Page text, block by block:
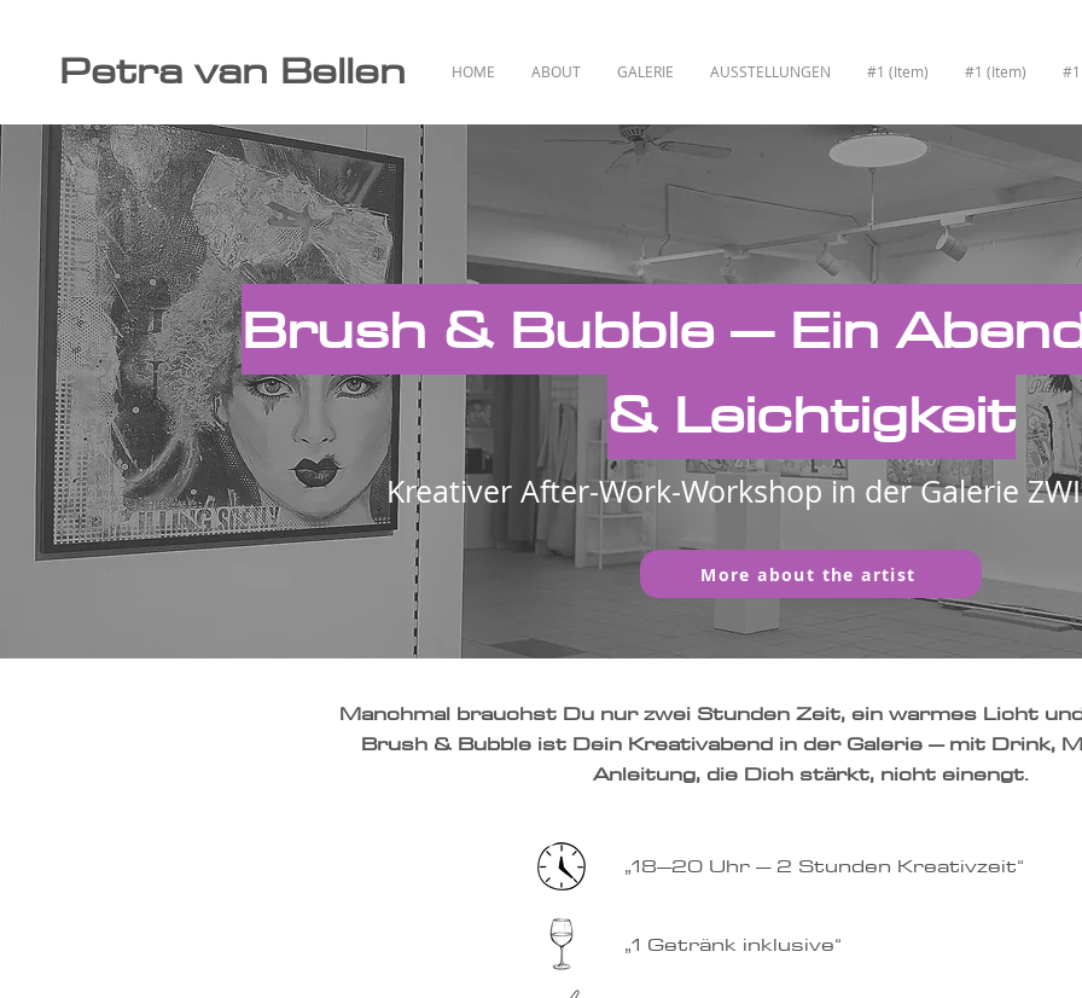
Petra van Bellen HOME ABOUT GALERIE AUSSTELLUNGEN #1 (Item) #1 (Item)
Brush & Bubble – Ein
& Leichtigkeit
Kreativer After-Work-Workshop in der Galerie
More about the artist
Manchmal brauchst Du nur zwei Stunden Zeit, ein warmes Licht
Brush & Bubble ist Dein Kreativabend in der Galerie – mit Drink,
Anleitung, die Dich stärkt, nicht einengt.
„18–20 Uhr – 2 Stunden Kreativzeit“
„1 Getränk inklusive“